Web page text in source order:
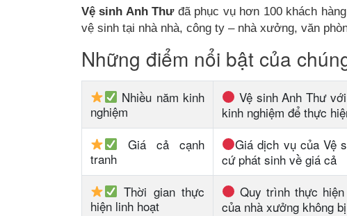
Vệ sinh Anh Thưđã phục vụ hơn 100 khách
vệ sinh tại nhà nhà, công ty – nhà xưởng, văn
Những điểm nổi bật của
Nhiều năm kinh
nghiệm
Vệ sinh Anh Thư
kinh nghiệm để thực
Giá cả cạnh
tranh
Giá dịch vụ của Vệ
cứ phát sinh về giá cả
Thời gian thực
hiện linh hoạt
Quy trình thực
của nhà xưởng không